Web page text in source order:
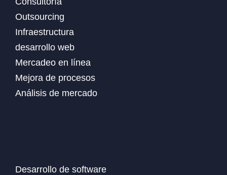
Outsourcing
Infraestructura
desarrollo web
Mercadeo en línea
Mejora de procesos
Análisis de mercado
Desarrollo de software